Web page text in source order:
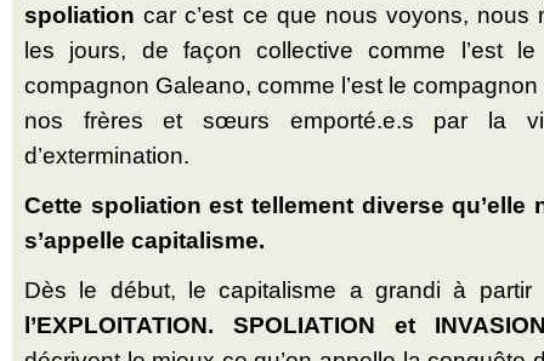
spoliation car c’est ce que nous voyons, nous
les jours, de façon collective comme l’est
compagnon Galeano, comme l’est le
nos frères et sœurs emporté.e.s par la
d’extermination.
Cette spoliation est tellement diverse qu’elle
s’appelle capitalisme.
Dès le début, le capitalisme a grandi à
l’EXPLOITATION.
SPOLIATION et